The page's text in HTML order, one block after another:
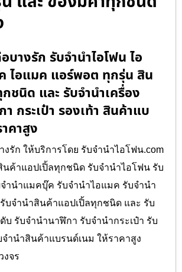
บางรัก รับจำนำไอโฟน ไอ
ไอแมค แอร์พอต ทุกรุ่น สิน
ชนิด และ รับจำนำเครื่อง
กระเป๋า รองเท้า สินค้าแบ
คาสูง
รัก ให้บริการโดย รับจํานําไอโฟน.com
นค้าแอปเปิ้ลทุกชนิด รับจำนำไอโฟน รับ
ำนำแมคบุ๊ค รับจำนำไอแมค รับจำนำ
บจำนำสินค้าแอปเปิ้ลทุกชนิด และ รับ
บ รับจำนำนาฬิกา รับจำนำกระเป๋า รับ
จำนำสินค้าแบรนด์เนม ให้ราคาสูง
งจร